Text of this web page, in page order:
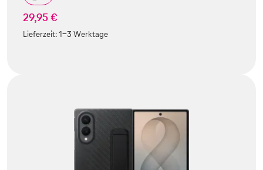
29,95 €
Lieferzeit:1-3 Werktage